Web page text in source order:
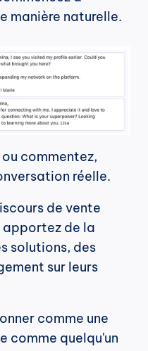
manière naturelle.
commentez,
réelle.
de vente
apportez de la
solutions, des
sur leurs
comme une
comme quelqu'un